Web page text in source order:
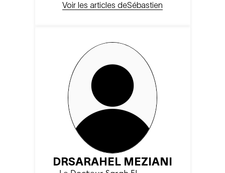
Voir les articles deSébastien
DRSARAH EL MEZIANI